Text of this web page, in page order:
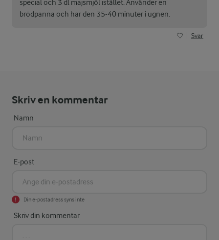
special och 3 dl majsmjöl istället. Använder en
brödpanna och har den 35-40 minuter i ugnen.
Svar
Skriv en kommentar
Namn
E-post
Din e-postadress syns inte
Skriv din kommentar